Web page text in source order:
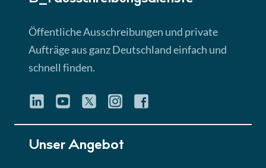
► 4:31 Min
Quiz
Eignung im Vergabeverfahren
Öffentliche Ausschreibungen und private
Aufträge aus ganz Deutschland einfach und
schnell finden.
Unser Angebot